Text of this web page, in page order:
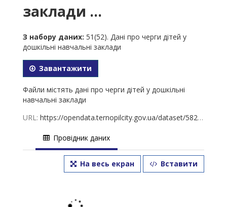
заклади ...
З набору даних: 51(52). Дані про черги дітей у
дошкільні навчальні заклади
Завантажити
Файли містять дані про черги дітей у дошкільні
навчальні заклади
URL: https://opendata.ternopilcity.gov.ua/dataset/582973bd-df09-4701-902c-d6675a3b2cc4/resource/dbdb9629-0623-45d5-b0bb-a246be7fe324/download/51.-01.08.2023.xls
Провідник даних
На весь екран Вставити